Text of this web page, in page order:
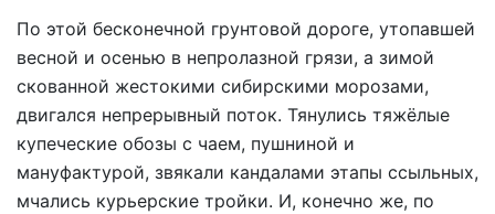
По этой бесконечной грунтовой дороге, утопавшей
весной и осенью в непролазной грязи, а зимой
скованной жестокими сибирскими морозами,
двигался непрерывный поток. Тянулись тяжёлые
купеческие обозы с чаем, пушниной и
мануфактурой, звякали кандалами этапы ссыльных,
мчались курьерские тройки. И, конечно же, по